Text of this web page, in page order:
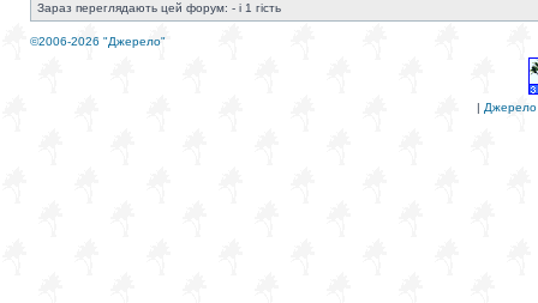
Зараз переглядають цей форум: - і 1 гість
©2006-2026 "Джерело"
| Джерело